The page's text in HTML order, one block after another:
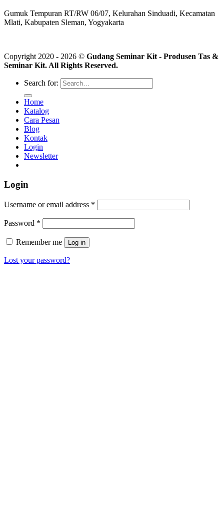
Gumuk Tempuran RT/RW 06/07, Kelurahan Sinduadi, Kecamatan
Mlati, Kabupaten Sleman, Yogyakarta
Copyright 2020 - 2026 © Gudang Seminar Kit - Produsen Tas &
Seminar Kit. All Rights Reserved.
Search for:
Home
Katalog
Cara Pesan
Blog
Kontak
Login
Newsletter
Login
Username or email address *
Password *
Remember me Log in
Lost your password?